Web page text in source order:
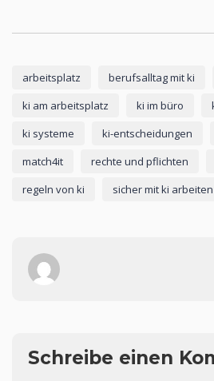
arbeitsplatz berufsalltag mit ki
ki am arbeitsplatz
ki im büro
ki systeme
ki-entscheidungen
match4it
rechte und pflichten
regeln von ki
sicher mit ki arbeiten
Schreibe einen